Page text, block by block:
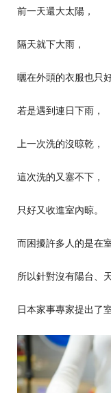
前一天還大太陽，
隔天就下大雨，
曬在外頭的衣服也只
若是遇到連日下雨，
上一次洗的沒晾乾，
這次洗的又塞不下，
只好又收進室內晾。
而困擾許多人的是在
所以針對沒有陽台、
日本家事專家提出了